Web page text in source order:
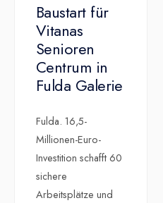
Baustart für
Vitanas
Senioren
Centrum in
Fulda Galerie
Fulda. 16,5-
Millionen-Euro-
Investition schafft 60
sichere
Arbeitsplätze und